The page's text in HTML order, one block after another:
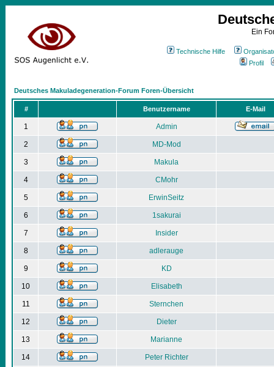
Ein
Technische Hilfe
Profil
Deutsches Makuladegeneration-Forum Foren-Übersicht
# Benutzername E-Mail
1 Admin
2 MD-Mod
3 Makula
4 CMohr
5 ErwinSeitz
6 1sakurai
7 Insider
8 adlerauge
9 KD
10 Elisabeth
11 Sternchen
12 Dieter
13 Marianne
14 Peter Richter